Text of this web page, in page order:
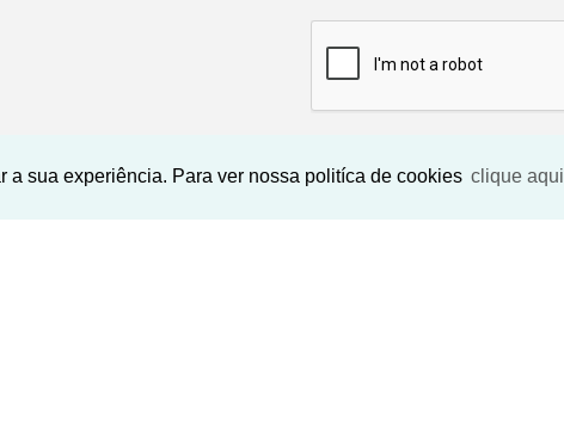
sua experiência. Para ver nossa politíca de cookies clique aqui
BUSCAR IMOVEIS